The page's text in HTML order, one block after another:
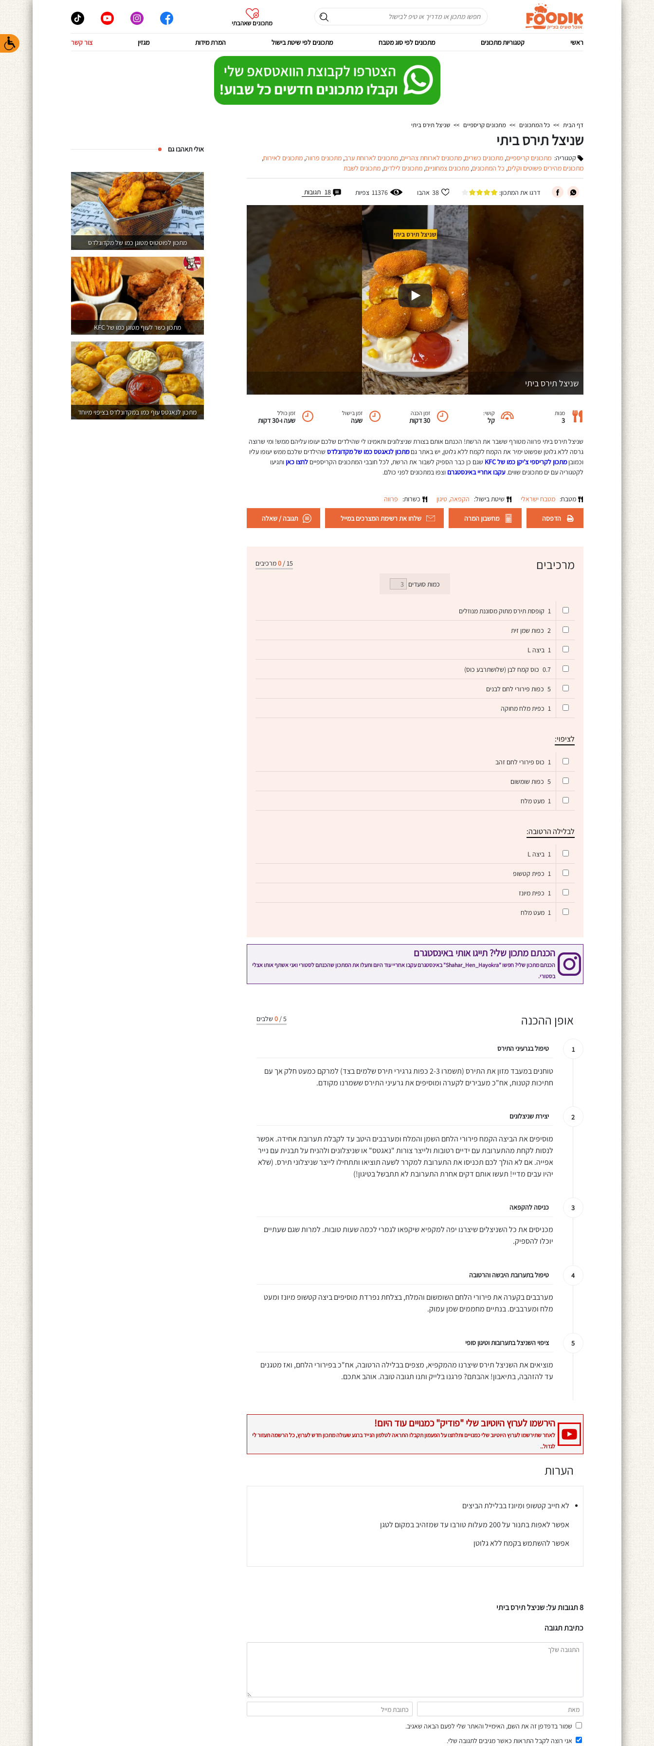
מתכונים שאהבתי
ראשי קטגוריות מתכונים מתכונים לפי סוג מטבח מתכונים לפי שיטת בישול המרת מידות מגזין צור קשר
דף הבית >> כל המתכונים >> מתכונים קריספיים >> שניצל תירס ביתי
שניצל תירס ביתי
קטגוריה: מתכונים קריספיים,מתכונים כשרים,מתכונים לארוחת צהריים,מתכונים לארוחת ערב,מתכונים פרווה,מתכונים לאירוח,
מתכונים מהירים פשוטים וקלים, כל המתכונים,מתכונים צמחוניים,מתכונים לילדים,מתכונים לשבת
דרגו את המתכון: 38 אהבו 11376 צפיות 18 תגובות
שניצל תירס ביתי
מנות
3
קושי:
קל
זמן הכנה
30 דקות
זמן בישול
שעה
זמן כולל
שעה ו-30 דקות
שניצל תירס ביתי פרווה מטורף ששבר את הרשת! הכנתם אותם בצורת שניצלונים ותאמינו לי שהילדים שלכם יעופו עליהם ממש! ומי שרוצה
גרסה ללא גלוטן שפשוט ימיר את הקמח לקמח ללא גלוטן, יש באתר גםמתכון לנאגטס כמו של מקדונלדס שהילדים שלכם ממש יעופו עליו
וכמובןמתכון לקריספי צ'יקן כמו של KFC שגם כן כבר הספיק לשבור את הרשת, לכל חובבי המתכונים הקריספייםלחצו כאן ותגיעו
לקטגוריה עם ים מתכונים שווים.עקבו אחריי באינסטגרם וצפו במתכונים לפני כולם.
מטבח: מטבח ישראלי שיטת בישול: הקפאה, טיגון כשרות: פרווה
הדפסה מחשבון המרה שלחו את רשימת המצרכים במייל תגובה / שאלה
15
/
0מרכיבים מרכיבים
כמות סועדים
1 קופסת תירס מתוק מסוננת מנוזלים
2 כפות שמן זית
1 ביצה L
0.7 כוס קמח לבן (שלושתרבע כוס)
5 כפות פירורי לחם לבנים
1 כפית מלח מחוקה
לציפוי:
1 כוס פירורי לחם זהב
5 כפות שומשום
1 מעט מלח
לבלילה הרטובה:
1 ביצה L
1 כפית קטשופ
1 כפית מיונז
1 מעט מלח
הכנתם מתכון שלי? תייגו אותי באינסטגרם
הכנתם מתכון שלי? חפשו "Shahar_Hen_Hayokra" באינסטגרם עקבו אחריי עוד היום ותעלו את המתכון שהכנתם לסטורי ואני אשתף אותו אצלי
בסטורי.
5
/
0 שלבים אופן ההכנה
1 טיפול בגרעיני התירס
טוחנים במעבד מזון את התירס (תשמרו 2-3 כפות גרגירי תירס שלמים בצד) למרקם כמעט חלק אך עם
חתיכות קטנות, אח"כ מעבירים לקערה ומוסיפים את גרעיני התירס ששמרנו מקודם.
2 יצירת שניצלונים
מוסיפים את הביצה הקמח פירורי הלחם השמן והמלח ומערבבים היטב עד לקבלת תערובת אחידה. אפשר
לנסות לקחת מהתערובת עם ידיים רטובות ולייצר צורות "נאגטס" או שניצלונים ולהניח על תבנית עם נייר
אפייה. אם לא הולך לכם תכניסו את התערובת למקרר לשעה תוציאו ותתחילו לייצר שניצלוני תירס. (שלא
יהיו עבים מדיי! תעשו אותם דקים אחרת התערובת לא תתבשל בטיגון!)
3 כניסה להקפאה
מכניסים את כל השניצלים שיצרנו יפה למקפיא שיקפאו לגמרי לכמה שעות טובות. למרות שגם שעתיים
יוכלו להספיק.
4 טיפול בתערובת היבשה והרטובה
מערבבים בקערה את פירורי הלחם השומשום והמלח, בצלחת נפרדת מוסיפים ביצה קטשופ מיונז ומעט
מלח ומערבבים. בנתיים מחממים שמן עמוק.
5 ציפוי השניצל בתערובות וטיגון סופי
מוציאים את השניצל תירס שיצרנו מהמקפיא, מצפים בבלילה הרטובה, אח"כ בפירורי הלחם, ואז מטגנים
עד להזהבה, בתיאבון! אהבתם? פרגנו בלייק ותנו תגובה טובה. אוהב אתכם.
הירשמו לערוץ היוטיוב שלי "פודיק" כמנויים עוד היום!
לאחר שתירשמו לערוץ היוטיוב שלי כמנויים ותלחצו על הפעמון תקבלו התראה לטלפון הנייד ברגע שעולה מתכון חדש לערוץ, כל הרשמה תעזור לי
לגדול..
הערות
לא חייב קטשופ ומיונז בבלילת הביצים
אפשר לאפות בתנור על 200 מעלות טורבו עד שמזהיב במקום לטגן
אפשר להשתמש בקמח ללא גלוטן
8 תגובות על: שניצל תירס ביתי
כתיבת תגובה
שמור בדפדפן זה את השם, האימייל והאתר שלי לפעם הבאה שאגיב.
אני רוצה לקבל התראות כאשר מגיבים לתגובה שלי.
אולי תאהבו גם
מתכון לפוטטוס מטוגן כמו של מקדונלדס
מתכון כשר לעוף מטוגן כמו של KFC
מתכון לנאגטס עוף כמו במקדונלדס בציפוי מיוחד